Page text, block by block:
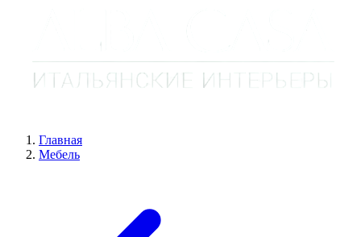
Главная
Мебель